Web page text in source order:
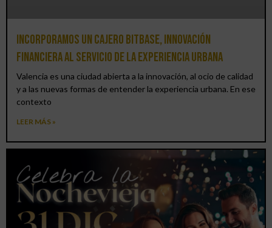
Incorporamos un cajero BitBase, innovación
financiera al servicio de la experiencia urbana
Valencia es una ciudad abierta a la innovación, al ocio de calidad
y a las nuevas formas de entender la experiencia urbana. En ese
contexto
LEER MÁS »